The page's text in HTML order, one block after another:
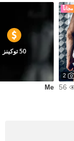
مجاناً
2
56
50 توكينز
Me